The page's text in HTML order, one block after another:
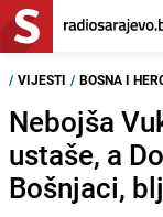
/ VIJESTI / BOSNA I
Nebojša
ustaše, a
Bošnjaci,